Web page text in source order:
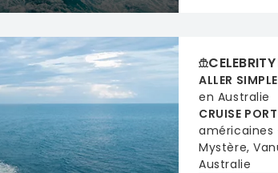
ALLER
en Australie
CRUISE
américaines
Mystère,
Australie